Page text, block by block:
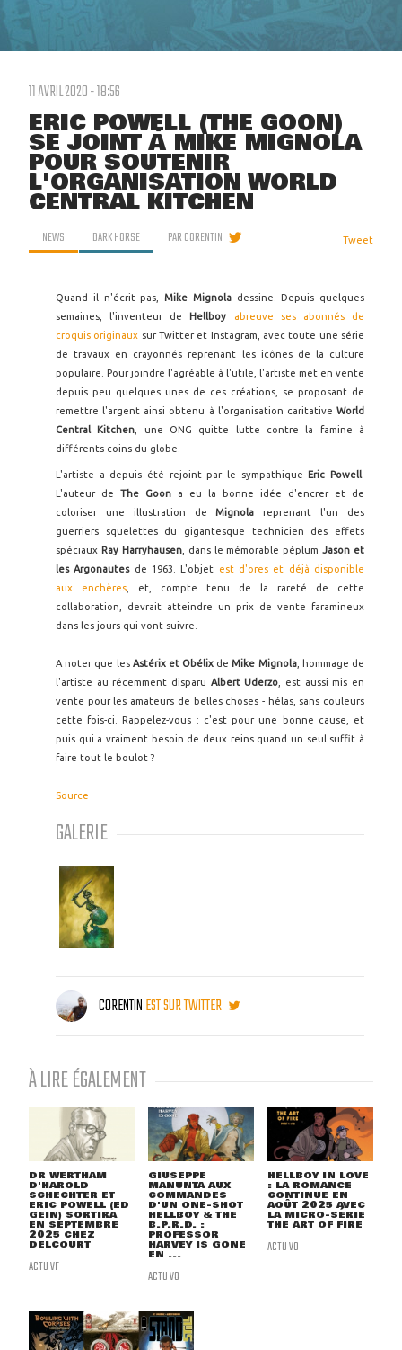
11 AVRIL 2020 - 18:56
ERIC POWELL (THE GOON)
SE JOINT À MIKE MIGNOLA
POUR SOUTENIR
L'ORGANISATION WORLD
CENTRAL KITCHEN
NEWS DARK HORSE PARCORENTIN Tweet
Quand il n'écrit pas, Mike Mignoladessine. Depuis quelques
semaines, l'inventeur de Hellboy
abreuve ses abonnés de
croquis originaux sur Twitter et Instagram, avec toute une série
de travaux en crayonnés reprenant les icônes de la culture
populaire. Pour joindre l'agréable à l'utile, l'artiste met en vente
depuis peu quelques unes de ces créations, se proposant de
remettre l'argent ainsi obtenu à l'organisation caritative World
Central Kitchen , une ONG quitte lutte contre la famine à
différents coins du globe.
L'artiste a depuis été rejoint par le sympathique Eric Powell
L'auteur de The Goon a eu la bonne idée d'encrer et de
coloriser une illustration deMignola reprenant l'un des
guerriers squelettes du gigantesque technicien des effets
spéciaux Ray Harryhausen, dans le mémorable péplumJason et
les Argonautesde 1963. L'objet est d'ores et déjà disponible
aux enchères , et, compte tenu de la rareté de cette
collaboration, devrait atteindre un prix de vente faramineux
dans les jours qui vont suivre.
A noter que les Astérix et Obélix deMike Mignola, hommage de
l'artiste au récemment disparu Albert Uderzo , est aussi mis en
vente pour les amateurs de belles choses - hélas, sans couleurs
cette fois-ci. Rappelez-vous : c'est pour une bonne cause, et
puis qui a vraiment besoin de deux reins quand un seul suffit à
faire tout le boulot ?
Source
GALERIE
CORENTINEST SUR TWITTER
À LIRE ÉGALEMENT
DR WERTHAM
D'HAROLD
SCHECHTER ET
ERIC POWELL (ED
GEIN) SORTIRA
EN SEPTEMBRE
2025 CHEZ
DELCOURT
ACTU VF
GIUSEPPE
MANUNTA AUX
COMMANDES
D'UN ONE-SHOT
HELLBOY & THE
B.P.R.D. :
PROFESSOR
HARVEY IS GONE
EN ...
ACTU VO
HELLBOY IN LOVE
: LA ROMANCE
CONTINUE EN
AOÛT 2025 AVEC
LA MICRO-SÉRIE
THE ART OF FIRE
ACTU VO